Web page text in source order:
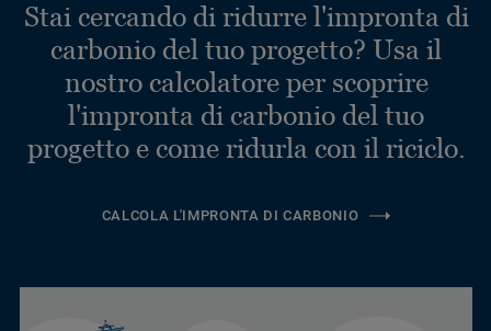
Stai cercando di ridurre l'impronta di
carbonio del tuo progetto? Usa il
nostro calcolatore per scoprire
l'impronta di carbonio del tuo
progetto e come ridurla con il riciclo.
CALCOLA L'IMPRONTA DI CARBONIO